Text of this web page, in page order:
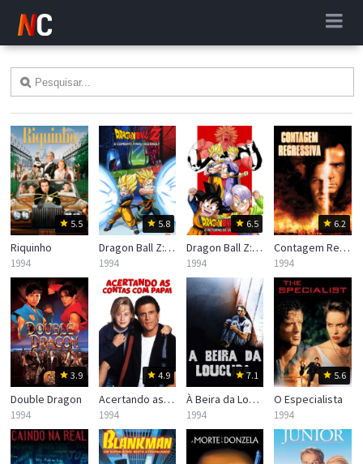
5.5
Riquinho
1994
5.8
Dragon Ball Z: O Combate Final, Bio-Broly
1994
6.5
Dragon Ball Z: O Retorno do Guerreiro Lendário
1994
6.2
Contagem Regressiva
1994
3.9
Double Dragon
1994
4.9
Acertando as Contas com Papai
1994
7.1
À Beira da Loucura
1994
5.6
O Especialista
1994